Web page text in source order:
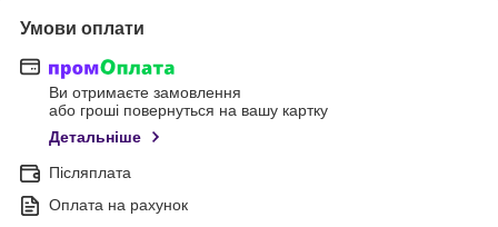
Умови оплати
Ви отримаєте замовлення
або гроші повернуться на вашу картку
Детальніше
Післяплата
Оплата на рахунок